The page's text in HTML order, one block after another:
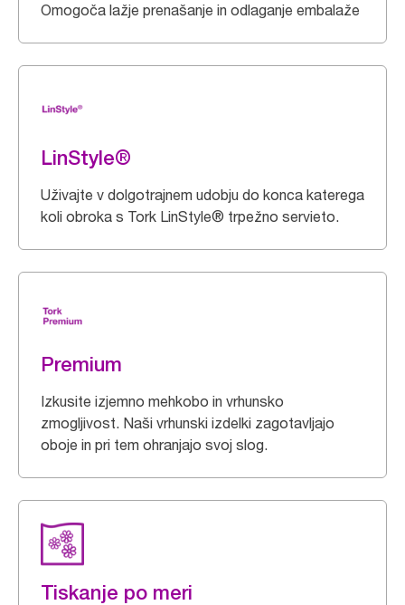
Omogoča lažje prenašanje in odlaganje embalaže
LinStyle®
Uživajte v dolgotrajnem udobju do konca katerega
koli obroka s Tork LinStyle® trpežno servieto.
Premium
Izkusite izjemno mehkobo in vrhunsko
zmogljivost. Naši vrhunski izdelki zagotavljajo
oboje in pri tem ohranjajo svoj slog.
Tiskanje po meri